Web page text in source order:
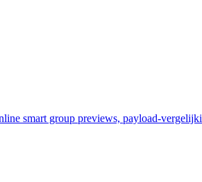
smart group previews, payload-